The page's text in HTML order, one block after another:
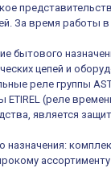
За время работы
бытового
цепей и
реле группы
ETIREL (реле
является